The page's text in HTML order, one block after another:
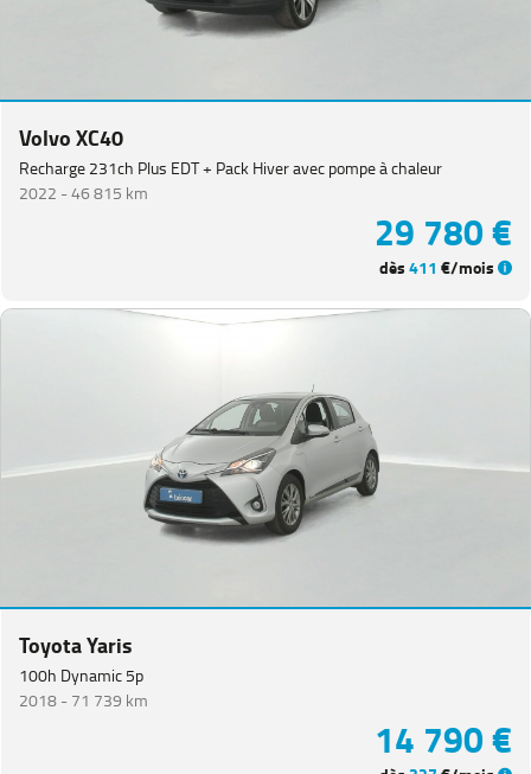
Volvo XC40
Recharge 231ch Plus EDT + Pack Hiver avec pompe à chaleur
2022 -46 815 km
29 780 €
dès411 €/mois
Toyota Yaris
100h Dynamic 5p
2018 -71 739 km
14 790 €